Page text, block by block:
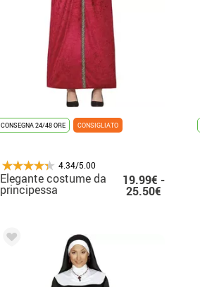
CONSEGNA 24/48 ORE CONSIGLIATO
4.34/5.00
Elegante costume da
principessa
medievale per donna
19.99€ -
25.50€